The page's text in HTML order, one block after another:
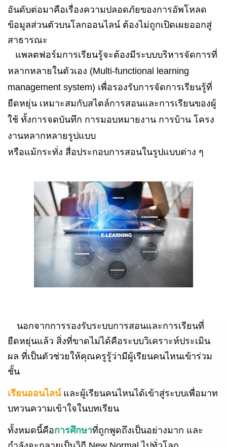
อันดับต่อมาคือเรื่องความปลอดภัยของการอัพโหลด
ข้อมูลส่วนตัวบนโลกออนไลน์ ต้องไม่ถูกเปิดเผยออกสู่
สาธารณะ
แพลตฟอร์มการเรียนรู้จะต้องมีระบบบริหารจัดการที่
หลากหลายในตัวเอง (Multi-functional learning
management system) เพื่อรองรับการจัดการเรียนรู้ที่
ยืดหยุ่น เหมาะสมกับสไตล์การสอนและการเรียนของผู้
ใช้ ทั้งการจดบันทึก การมอบหมายงาน การบ้าน โครง
งานหลากหลายรูปแบบ
หรือแม้กระทั่ง สื่อประกอบการสอนในรูปแบบต่าง ๆ
นอกจากการรองรับระบบการสอนและการเรียนที่
ยืดหยุ่นแล้ว สิ่งที่ขาดไม่ได้คือระบบวิเคราะห์ประเมิน
ผล ที่เป็นตัวช่วยให้คุณครูรู้ว่ามีผู้เรียนคนไหนเข้าร่วม
ชั้น
เรียนออนไลน์และผู้เรียนคนไหนได้เข้าสู่ระบบเพื่อมาท
บทวนความเข้าใจในบทเรียน
ทั้งหมดนี้คือการศึกษาที่ถูกพูดถึงเป็นอย่างมาก และ